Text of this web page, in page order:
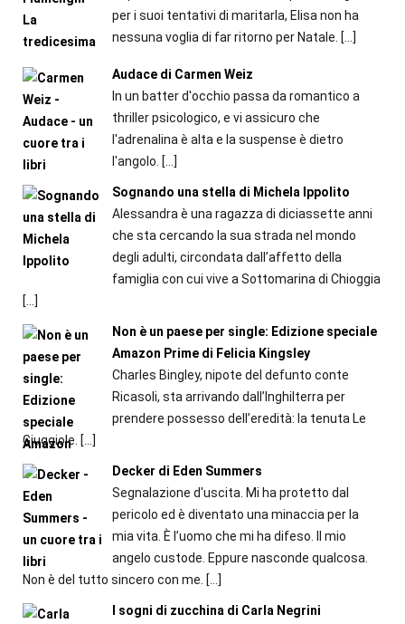
per i suoi tentativi di maritarla, Elisa non ha
nessuna voglia di far ritorno per Natale. […]
Audace di Carmen Weiz
In un batter d'occhio passa da romantico a
thriller psicologico, e vi assicuro che
l'adrenalina è alta e la suspense è dietro
l'angolo. […]
Sognando una stella di Michela Ippolito
Alessandra è una ragazza di diciassette anni
che sta cercando la sua strada nel mondo
degli adulti, circondata dall’affetto della
famiglia con cui vive a Sottomarina di Chioggia
[…]
Non è un paese per single: Edizione speciale
Amazon Prime di Felicia Kingsley
Charles Bingley, nipote del defunto conte
Ricasoli, sta arrivando dall’Inghilterra per
prendere possesso dell’eredità: la tenuta Le
Giuggiole. […]
Decker di Eden Summers
Segnalazione d'uscita. Mi ha protetto dal
pericolo ed è diventato una minaccia per la
mia vita. È l’uomo che mi ha difeso. Il mio
angelo custode. Eppure nasconde qualcosa.
Non è del tutto sincero con me. […]
I sogni di zucchina di Carla Negrini